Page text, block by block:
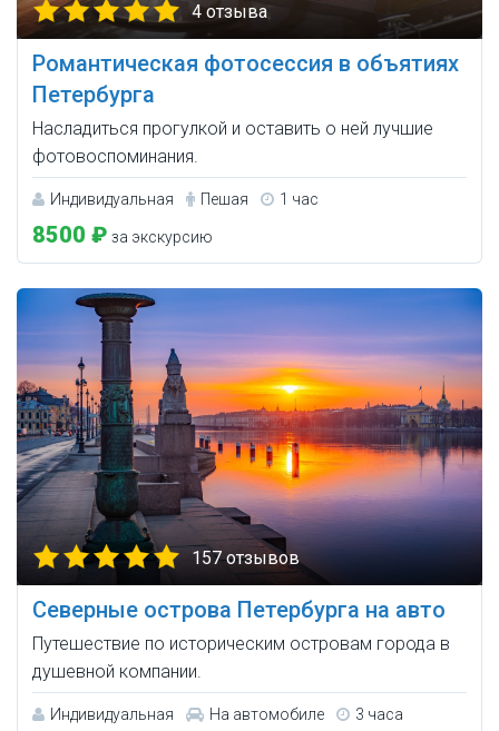
4 отзыва
Романтическая фотосессия в объятиях
Петербурга
Насладиться прогулкой и оставить о ней лучшие
фотовоспоминания.
Индивидуальная Пешая 1 час
8500 ₽ за экскурсию
157 отзывов
Северные острова Петербурга на авто
Путешествие по историческим островам города в
душевной компании.
Индивидуальная На автомобиле 3 часа